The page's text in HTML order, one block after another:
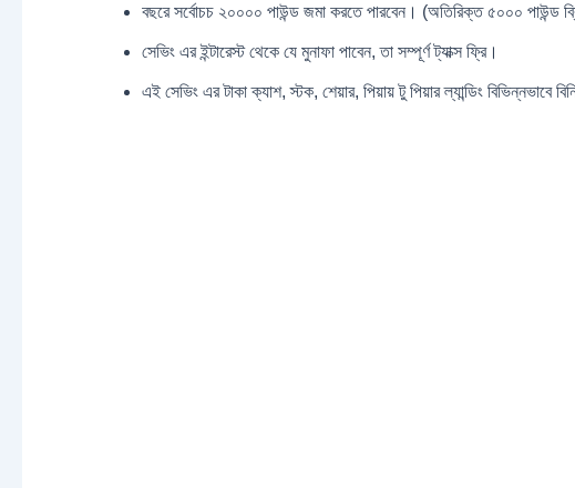
বছরে সর্বোচচ ২০০০০ পাউন্ড জমা করতে পারবেন। (অতিরিক্ত ৫০০০ পাউন্ড
সেভিং এর ইন্টারেস্ট থেকে যে মুনাফা পাবেন, তা সম্পূর্ণ ট্যাক্স ফ্রি।
এই সেভিং এর টাকা ক্যাশ, স্টক, শেয়ার, পিয়ায় টু পিয়ার ল্যান্ডিং বিভিন্নভাবে